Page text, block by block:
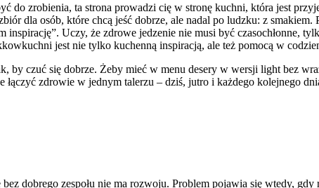
do zrobienia, ta strona prowadzi cię w stronę kuchni, która jest
dla osób, które chcą jeść dobrze, ale nadal po ludzku: z smakiem.
inspirację”. Uczy, że zdrowe jedzenie nie musi być czasochłonne,
jest nie tylko kuchenną inspiracją, ale też pomocą w
by czuć się dobrze. Żeby mieć w menu desery w wersji light bez
zdrowie w jednym talerzu – dziś, jutro i każdego kolejnego
dobrego zespołu nie ma rozwoju. Problem pojawia się wtedy,